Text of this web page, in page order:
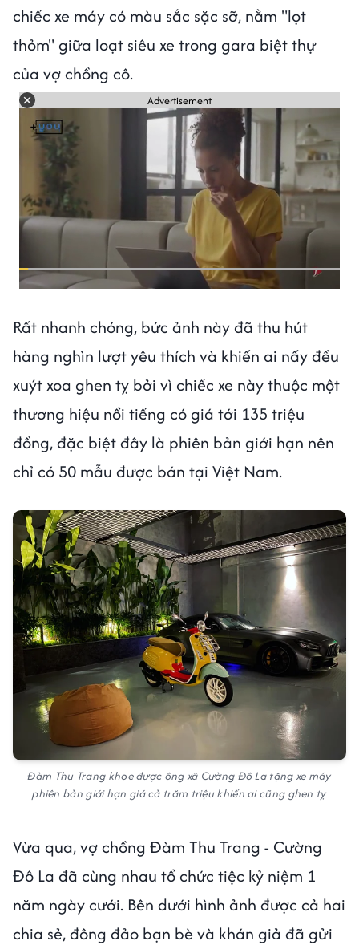
chiếc xe máy có màu sắc sặc sỡ, nằm "lọt
thỏm" giữa loạt siêu xe trong gara biệt thự
của vợ chồng cô.
Advertisement
Rất nhanh chóng, bức ảnh này đã thu hút
hàng nghìn lượt yêu thích và khiến ai nấy đều
xuýt xoa ghen tỵ bởi vì chiếc xe này thuộc một
thương hiệu nổi tiếng có giá tới 135 triệu
đồng, đặc biệt đây là phiên bản giới hạn nên
chỉ có 50 mẫu được bán tại Việt Nam.
Đàm Thu Trang khoe được ông xã Cường Đô La tặng xe máy
phiên bản giới hạn giá cả trăm triệu khiến ai cũng ghen tỵ
Vừa qua, vợ chồng Đàm Thu Trang - Cường
Đô La đã cùng nhau tổ chức tiệc kỷ niệm 1
năm ngày cưới. Bên dưới hình ảnh được cả hai
chia sẻ, đông đảo bạn bè và khán giả đã gửi